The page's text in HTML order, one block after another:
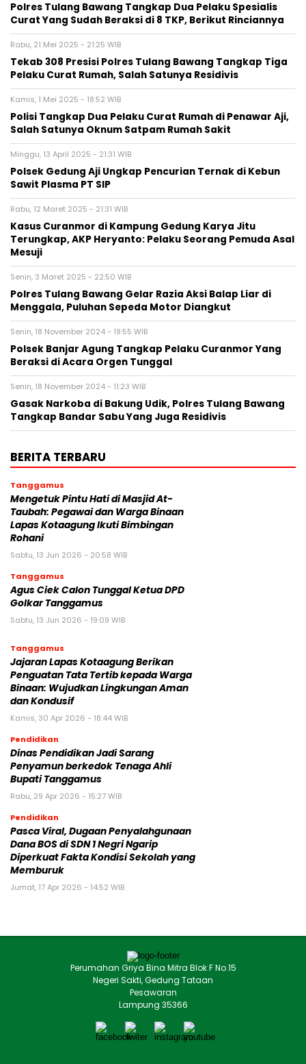
Polres Tulang Bawang Tangkap Dua Pelaku Spesialis
Curat Yang Sudah Beraksi di 8 TKP, Berikut Rinciannya
Rabu, 21 Mei 2025 - 21:25 WIB
Tekab 308 Presisi Polres Tulang Bawang Tangkap Tiga
Pelaku Curat Rumah, Salah Satunya Residivis
Kamis, 1 Mei 2025 - 18:52 WIB
Polisi Tangkap Dua Pelaku Curat Rumah di Penawar Aji,
Salah Satunya Oknum Satpam Rumah Sakit
Minggu, 13 April 2025 - 21:31 WIB
Polsek Gedung Aji Ungkap Pencurian Ternak di Kebun
Sawit Plasma PT SIP
Rabu, 12 Maret 2025 - 21:31 WIB
Kasus Curanmor di Kampung Gedung Karya Jitu
Terungkap, AKP Heryanto: Pelaku Seorang Pemuda Asal
Mesuji
Senin, 3 Maret 2025 - 22:50 WIB
Polres Tulang Bawang Gelar Razia Aksi Balap Liar di
Menggala, Puluhan Sepeda Motor Diangkut
Senin, 18 November 2024 - 19:55 WIB
Polsek Banjar Agung Tangkap Pelaku Curanmor Yang
Beraksi di Acara Orgen Tunggal
Senin, 18 November 2024 - 11:23 WIB
Gasak Narkoba di Bakung Udik, Polres Tulang Bawang
Tangkap Bandar Sabu Yang Juga Residivis
BERITA TERBARU
Tanggamus
Mengetuk Pintu Hati di Masjid At-
Taubah: Pegawai dan Warga Binaan
Lapas Kotaagung Ikuti Bimbingan
Rohani
Sabtu, 13 Jun 2026 - 20:58 WIB
Tanggamus
Agus Ciek Calon Tunggal Ketua DPD
Golkar Tanggamus
Sabtu, 13 Jun 2026 - 19:09 WIB
Tanggamus
Jajaran Lapas Kotaagung Berikan
Penguatan Tata Tertib kepada Warga
Binaan: Wujudkan Lingkungan Aman
dan Kondusif
Kamis, 30 Apr 2026 - 18:44 WIB
Pendidikan
Dinas Pendidikan Jadi Sarang
Penyamun berkedok Tenaga Ahli
Bupati Tanggamus
Rabu, 29 Apr 2026 - 15:27 WIB
Pendidikan
Pasca Viral, Dugaan Penyalahgunaan
Dana BOS di SDN 1 Negri Ngarip
Diperkuat Fakta Kondisi Sekolah yang
Memburuk
Jumat, 17 Apr 2026 - 14:52 WIB
Perumahan Griya Bina Mitra Blok F No.15
Negeri Sakti, Gedung Tataan
Pesawaran
Lampung 35366